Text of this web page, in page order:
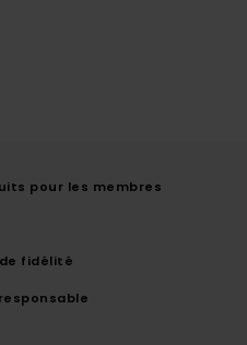
pour les membres
fidélité